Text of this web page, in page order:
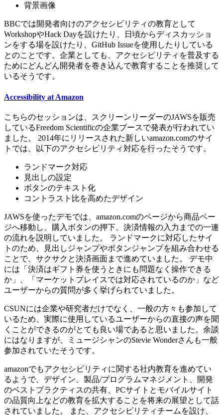
背景画像
BBCでは開発者向けのアクセシビリティの教育として
WorkshopやHack Dayを設けたり、日頃からディスカッショ
ンをする場を設けたり、GitHub Issueを使用したりしている
とのことです。企業としても、アクセシビリティを普及する
ためにどんどん開発者を巻き込んで教育することを推奨して
いるそうです。
Accessibility at Amazon
こちらのセッションは、スクリーンリーダーのJAWSを販売
しているFreedom Scientificの企業ブースで発表が行われてい
ました。 2014年にリリースされた新しいamazon.comのサイ
トでは、以下のアクセシビリティ対応を行ったそうです。
ランドマーク対応
見出しの設定
ボタンのテキスト化
コントラスト比を高めたデザイン
JAWSを使ったデモでは、amazon.comのページから商品ペー
ジへ移動し、購入ボタンの押下、決済情報の入力までの一連
の流れを説明していました。 ランドマークに対応したサイ
トのため、見出しジャンプやボタンジャンプを組み合わせる
ことで、サクサクと決済画面まで進めていました。 デモ中
には「決済はギフト券を使うときにも問題なく操作できる
か」、「マーケットプレイスでは対応されているのか」など
ユーザーからの質問が多く挙げられていました。
CSUNには企業や研究者だけでなく、一般の方々も参加して
いるため、実際に使用しているユーザーからの直接の声を聞
くことができるのがとても良い場であると思いました。余談
にはなりますが、ミュージシャンのStevie Wonderさんも一般
参加されていたそうです。
amazonでもアクセシビリティに関する社内教育を進めてい
るようで、デザイン、製品/プログラムマネジメント、開発
のベストプラクティスの共有、PCサイトとモバイルサイト
の品質向上などの教育を拡大することを将来の展望として話
されていました。 また、アクセシビリティチームを設け、